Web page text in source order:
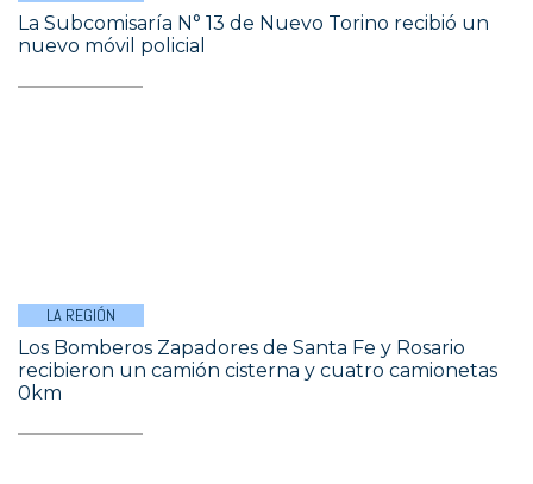
La Subcomisaría N° 13 de Nuevo Torino recibió un
nuevo móvil policial
LA REGIÓN
Los Bomberos Zapadores de Santa Fe y Rosario
recibieron un camión cisterna y cuatro camionetas
0km